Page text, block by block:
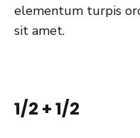
elementum turpis
sit amet.
1/2 + 1/2